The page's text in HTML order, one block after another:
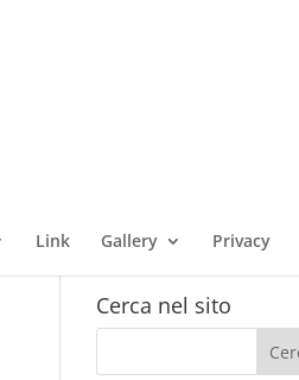
Link Gallery Privacy
Cerca nel sito